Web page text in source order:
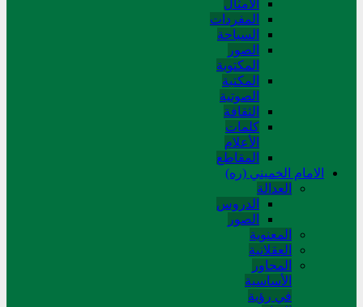
الأمثال
المفردات
السیاحة
الصور
المکتوبة
المکتبة
الصوتیة
الثقافة
کلمات
الأعلام
المقاطع
الامام الخميني (ره)
العدالة
الدروس
الصور
المعنوية
العقلانية
المحاور
الأساسیة
في رؤیة